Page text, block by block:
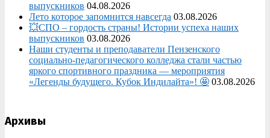
выпускников 04.08.2026
Лето которое запомнится навсегда 03.08.2026
💥СПО – гордость страны! Истории успеха наших
выпускников 03.08.2026
Наши студенты и преподаватели Пензенского
социально‑педагогического колледжа стали частью
яркого спортивного праздника — мероприятия
«Легенды будущего. Кубок Индилайта»! 🤩 03.08.2026
Архивы